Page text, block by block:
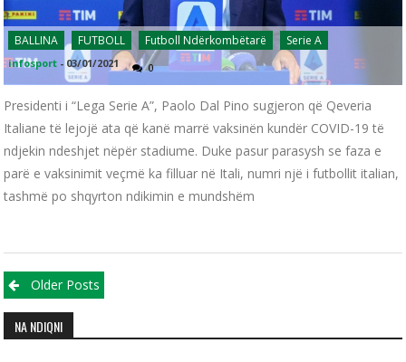
BALLINA FUTBOLL Futboll Ndërkombëtarë Serie A
infosport - 03/01/2021 0
Presidenti i “Lega Serie A”, Paolo Dal Pino sugjeron që Qeveria
Italiane të lejojë ata që kanë marrë vaksinën kundër COVID-19 të
ndjekin ndeshjet nëpër stadiume. Duke pasur parasysh se faza e
parë e vaksinimit veçmë ka filluar në Itali, numri një i futbollit italian,
tashmë po shqyrton ndikimin e mundshëm
Posts navigation
Older Posts
NA NDIQNI